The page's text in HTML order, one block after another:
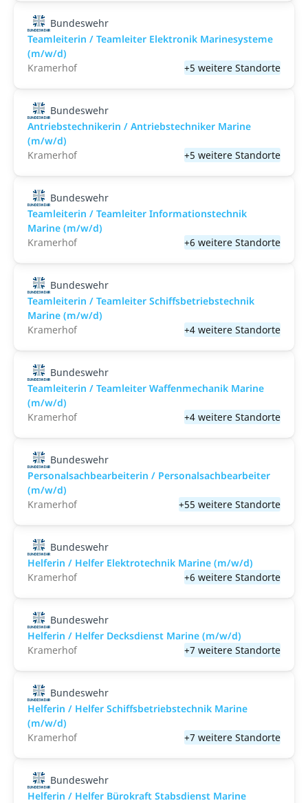
Bundeswehr
Teamleiterin / Teamleiter Elektronik Marinesysteme
(m/w/d)
Kramerhof
+5 weitere Standorte
Bundeswehr
Antriebstechnikerin / Antriebstechniker Marine
(m/w/d)
Kramerhof
+5 weitere Standorte
Bundeswehr
Teamleiterin / Teamleiter Informationstechnik
Marine (m/w/d)
Kramerhof
+6 weitere Standorte
Bundeswehr
Teamleiterin / Teamleiter Schiffsbetriebstechnik
Marine (m/w/d)
Kramerhof
+4 weitere Standorte
Bundeswehr
Teamleiterin / Teamleiter Waffenmechanik Marine
(m/w/d)
Kramerhof
+4 weitere Standorte
Bundeswehr
Personalsachbearbeiterin / Personalsachbearbeiter
(m/w/d)
Kramerhof
+55 weitere Standorte
Bundeswehr
Helferin / Helfer Elektrotechnik Marine (m/w/d)
Kramerhof
+6 weitere Standorte
Bundeswehr
Helferin / Helfer Decksdienst Marine (m/w/d)
Kramerhof
+7 weitere Standorte
Bundeswehr
Helferin / Helfer Schiffsbetriebstechnik Marine
(m/w/d)
Kramerhof
+7 weitere Standorte
Bundeswehr
Helferin / Helfer Bürokraft Stabsdienst Marine